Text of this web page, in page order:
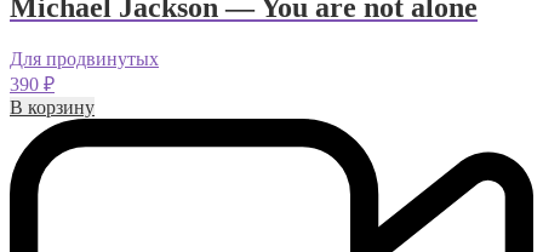
Michael Jackson — You are not alone
Для продвинутых
390 ₽
В корзину